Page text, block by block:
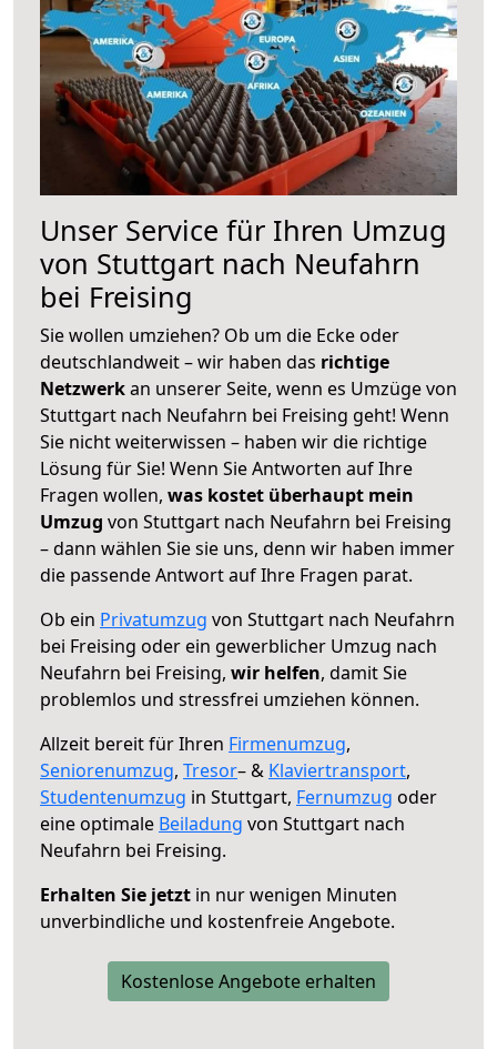
Unser Service für Ihren Umzug
von Stuttgart nach Neufahrn
bei Freising
Sie wollen umziehen? Ob um die Ecke oder
deutschlandweit – wir haben das richtige
Netzwerkan unserer Seite, wenn es Umzüge von
Stuttgart nach Neufahrn bei Freising geht! Wenn
Sie nicht weiterwissen – haben wir die richtige
Lösung für Sie! Wenn Sie Antworten auf Ihre
Fragen wollen, was kostet überhaupt mein
Umzug von Stuttgart nach Neufahrn bei Freising
– dann wählen Sie sie uns, denn wir haben immer
die passende Antwort auf Ihre Fragen parat.
Ob ein Privatumzug von Stuttgart nach Neufahrn
bei Freising oder ein gewerblicher Umzug nach
Neufahrn bei Freising, wir helfen, damit Sie
problemlos und stressfrei umziehen können.
Allzeit bereit für Ihren Firmenumzug,
Seniorenumzug, Tresor– & Klaviertransport,
Studentenumzug in Stuttgart, Fernumzug oder
eine optimale Beiladung von Stuttgart nach
Neufahrn bei Freising.
Erhalten Sie jetzt in nur wenigen Minuten
unverbindliche und kostenfreie Angebote.
Kostenlose Angebote erhalten